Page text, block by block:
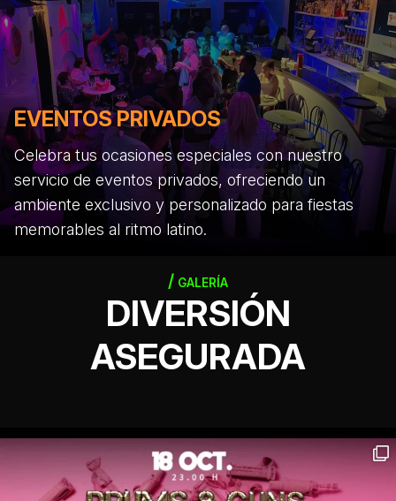
EVENTOS PRIVADOS
Celebra tus ocasiones especiales con nuestro
servicio de eventos privados, ofreciendo un
ambiente exclusivo y personalizado para fiestas
memorables al ritmo latino.
GALERÍA
DIVERSIÓN
ASEGURADA